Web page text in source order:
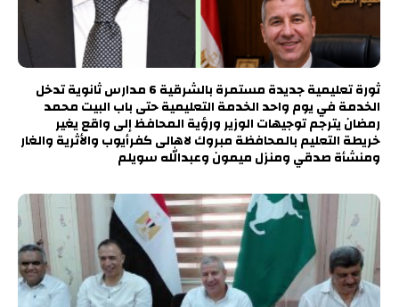
ثورة تعليمية جديدة مستمرة بالشرقية 6 مدارس ثانوية تدخل
الخدمة في يوم واحد الخدمة التعليمية حتى باب البيت محمد
رمضان يترجم توجيهات الوزير ورؤية المحافظ إلى واقع يغير
خريطة التعليم بالمحافظة مبروك لاهالى كفرأيوب والأثرية والغار
ومنشأة صدقي ومنزل ميمون وعبدالله سويلم